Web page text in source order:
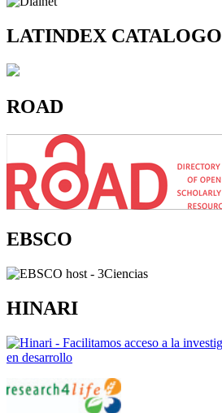
LATINDEX CATALOGO
ROAD
EBSCO
HINARI